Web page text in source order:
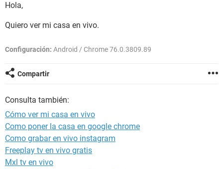
Hola,
Quiero ver mi casa en vivo.
Configuración: Android / Chrome 76.0.3809.89
Compartir
Consulta también:
Cómo ver mi casa en vivo
Como poner la casa en google chrome
Como grabar en vivo instagram
Freeplay tv en vivo gratis
Mxl tv en vivo